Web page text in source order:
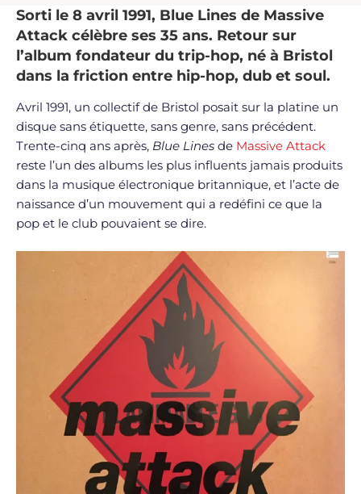
Sorti le 8 avril 1991, Blue Lines de Massive
Attack célèbre ses 35 ans. Retour sur
l’album fondateur du trip-hop, né à Bristol
dans la friction entre hip-hop, dub et soul.
Avril 1991, un collectif de Bristol posait sur la platine un
disque sans étiquette, sans genre, sans précédent.
Trente-cinq ans après, Blue Lines de Massive Attack
reste l’un des albums les plus influents jamais produits
dans la musique électronique britannique, et l’acte de
naissance d’un mouvement qui a redéfini ce que la
pop et le club pouvaient se dire.